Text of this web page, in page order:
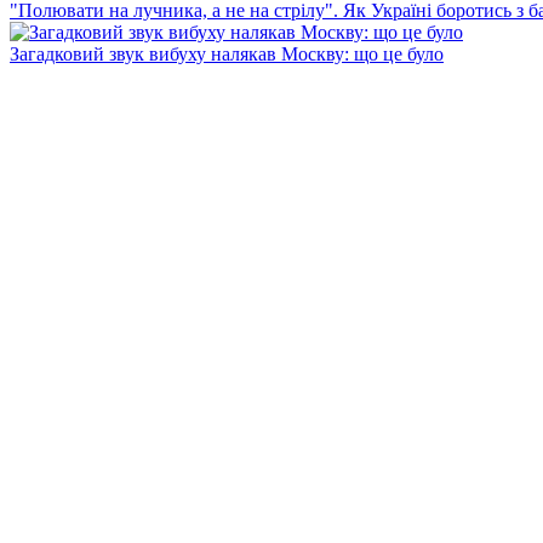
"Полювати на лучника, а не на стрілу". Як Україні боротись з
Загадковий звук вибуху налякав Москву: що це було